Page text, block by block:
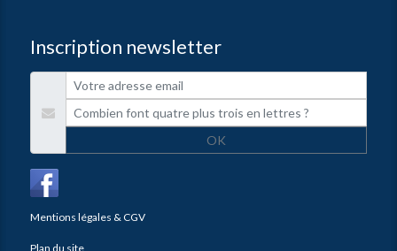
Inscription newsletter
OK
Mentions légales & CGV
Plan du site